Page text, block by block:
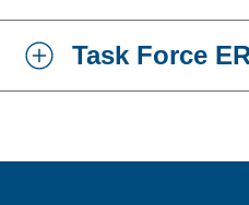
Task Force